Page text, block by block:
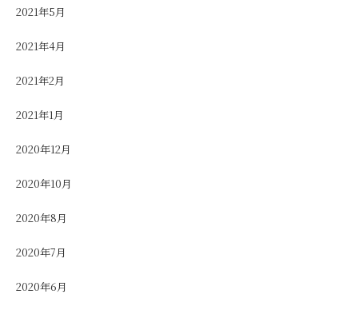
2021年5月
2021年4月
2021年2月
2021年1月
2020年12月
2020年10月
2020年8月
2020年7月
2020年6月